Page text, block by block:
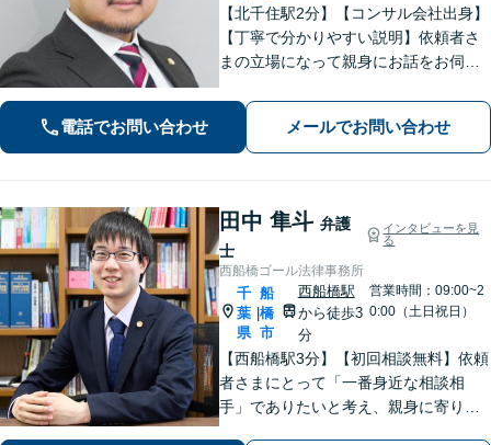
【北千住駅2分】【コンサル会社出身】
【丁寧で分かりやすい説明】依頼者さ
まの立場になって親身にお話をお伺い
にしておりますので、ささいなお悩み
でも遠慮なくお聞かせください。【電
話・WEB面談可】
電話でお問い合わせ メールでお問い合わせ
田中 隼斗 弁護
士
インタビューを見
る
西船橋ゴール法律事務所
千
葉
県
|
船
橋
市
西船橋駅
から徒歩3
分
営業時間：09:00~2
0:00（土日祝日）
【西船橋駅3分】【初回相談無料】依頼
者さまにとって「一番身近な相談相
手」でありたいと考え、親身に寄り添